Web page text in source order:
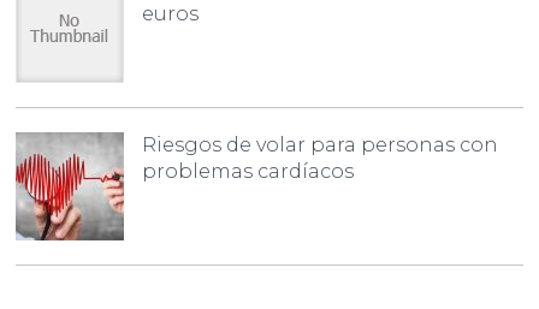
euros
Riesgos de volar para personas con
problemas cardíacos